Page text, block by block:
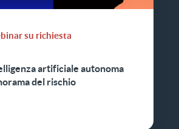
su richiesta
artificiale autonoma
del rischio